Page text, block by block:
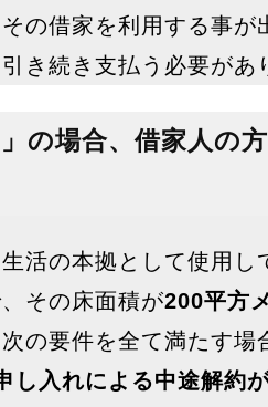
の借家を利用する事が
き続き支払う必要があ
」の場合、借家人の
生活の本拠として使用
その床面積が200平方
の要件を全て満たす場
し入れによる中途解約